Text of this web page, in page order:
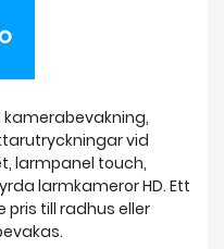
vid
larmpanel touch,
larmkameror HD. Ett
till radhus eller